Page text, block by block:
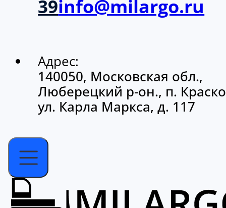
39info@milargo.ru
Адрес:
140050, Московская обл.,
Люберецкий р-он., п.
ул. Карла Маркса, д. 117